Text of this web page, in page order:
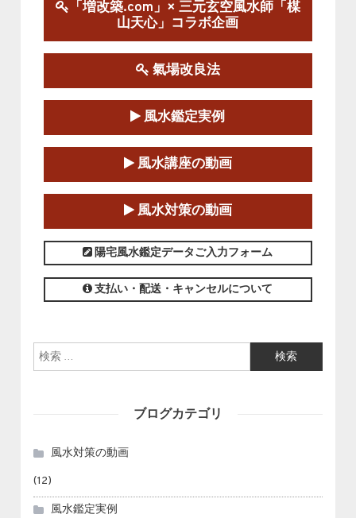
陰宅三元玄空風水講座
2025-06-07～2025-06-08
この講座の募集は終了しました。
第１８期立命塾『実践的易学講座』
2025-06-21～2025-08-24
この講座の募集は終了しました。
第１８期立命塾「実践的四柱立命学（四
柱推命学）講座」
2025-01-11～2025-05-11
この講座の募集は終了しました。
「増改築.com」× 三元玄空風水師「楳
山天心」コラボ企画
氣場改良法
風水鑑定実例
風水講座の動画
風水対策の動画
陽宅風水鑑定データご入力フォーム
支払い・配送・キャンセルについて
検索:
ブログカテゴリ
風水対策の動画
(12)
風水鑑定実例